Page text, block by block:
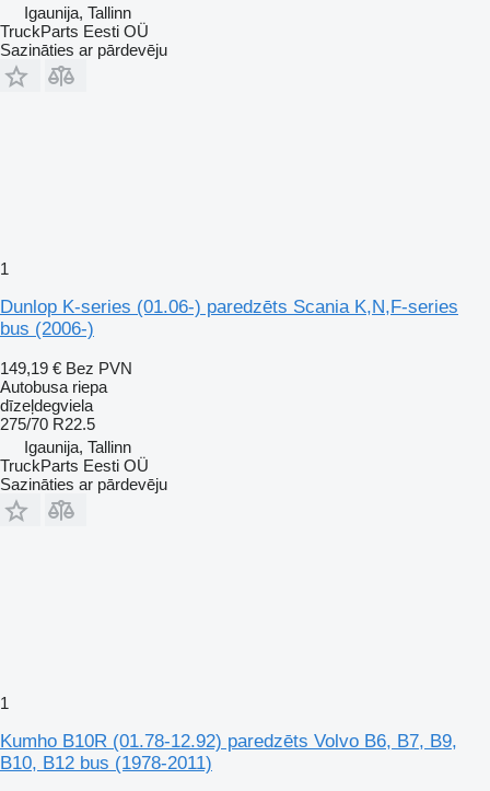
Igaunija, Tallinn
TruckParts Eesti OÜ
Sazināties ar pārdevēju
1
Dunlop K-series (01.06-) paredzēts Scania K,N,F-series
bus (2006-)
149,19 € Bez PVN
Autobusa riepa
dīzeļdegviela
275/70 R22.5
Igaunija, Tallinn
TruckParts Eesti OÜ
Sazināties ar pārdevēju
1
Kumho B10R (01.78-12.92) paredzēts Volvo B6, B7, B9,
B10, B12 bus (1978-2011)